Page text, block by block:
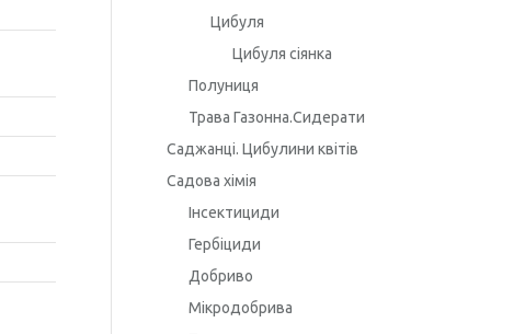
Цибуля
Цибуля сіянка
Полуниця
Трава Газонна.Сидерати
Саджанці. Цибулини квітів
Садова хімія
Інсектициди
Гербіциди
Добриво
Мікродобрива